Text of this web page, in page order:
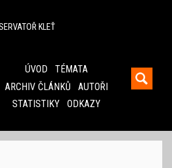
KLEŤ
ÚVOD
TÉMATA
ARCHIV ČLÁNKŮ
AUTOŘI
STATISTIKY
ODKAZY